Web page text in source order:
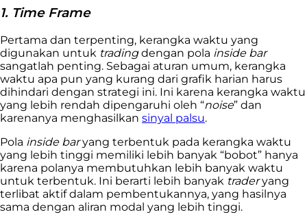
1. Time Frame
Pertama dan terpenting, kerangka waktu yang
digunakan untuk tradingdengan pola inside bar
sangatlah penting. Sebagai aturan umum, kerangka
waktu apa pun yang kurang dari grafik harian harus
dihindari dengan strategi ini. Ini karena kerangka waktu
yang lebih rendah dipengaruhi oleh “noise” dan
karenanya menghasilkan sinyal palsu.
Pola inside baryang terbentuk pada kerangka waktu
yang lebih tinggi memiliki lebih banyak “bobot” hanya
karena polanya membutuhkan lebih banyak waktu
untuk terbentuk. Ini berarti lebih banyak traderyang
terlibat aktif dalam pembentukannya, yang hasilnya
sama dengan aliran modal yang lebih tinggi.